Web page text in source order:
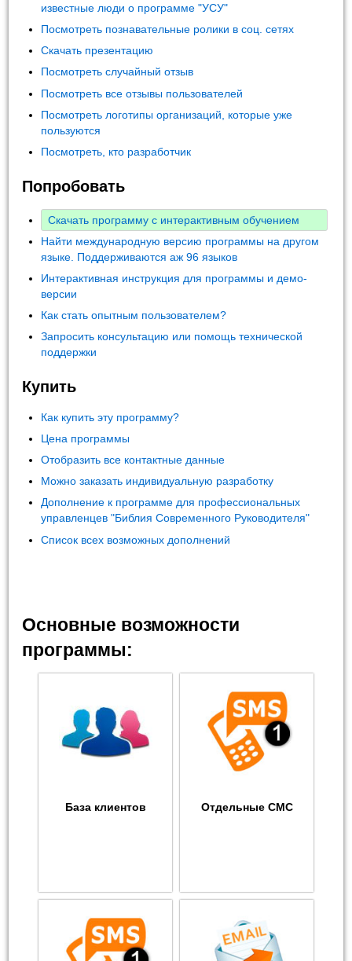
известные люди о программе "УСУ"
Посмотреть познавательные ролики в соц. сетях
Скачать презентацию
Посмотреть случайный отзыв
Посмотреть все отзывы пользователей
Посмотреть логотипы организаций, которые уже
пользуются
Посмотреть, кто разработчик
Попробовать
Скачать программу с интерактивным обучением
Найти международную версию программы на другом
языке. Поддерживаются аж 96 языков
Интерактивная инструкция для программы и демо-
версии
Как стать опытным пользователем?
Запросить консультацию или помощь технической
поддержки
Купить
Как купить эту программу?
Цена программы
Отобразить все контактные данные
Можно заказать индивидуальную разработку
Дополнение к программе для профессиональных
управленцев "Библия Современного Руководителя"
Список всех возможных дополнений
Основные возможности
программы:
База клиентов Отдельные СМС